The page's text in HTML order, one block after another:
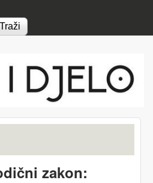
i djelo
zakon: